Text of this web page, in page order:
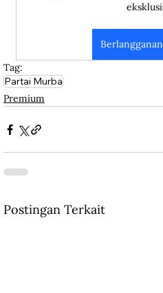
Tag:
Partai Murba
Premium
Postingan Terkait